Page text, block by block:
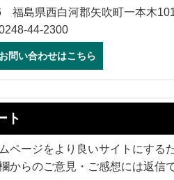
福島県西白河郡矢吹町一本木
44-2300
問い合わせはこちら
ト
ページをより良いサイトにする
からのご意見・ご感想には返信